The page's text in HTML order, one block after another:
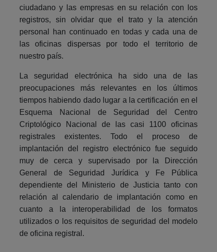
ciudadano y las empresas en su relación con los
registros, sin olvidar que el trato y la atención
personal han continuado en todas y cada una de
las oficinas dispersas por todo el territorio de
nuestro país.
La seguridad electrónica ha sido una de las
preocupaciones más relevantes en los últimos
tiempos habiendo dado lugar a la certificación en el
Esquema Nacional de Seguridad del Centro
Criptológico Nacional de las casi 1100 oficinas
registrales existentes. Todo el proceso de
implantación del registro electrónico fue seguido
muy de cerca y supervisado por la Dirección
General de Seguridad Jurídica y Fe Pública
dependiente del Ministerio de Justicia tanto con
relación al calendario de implantación como en
cuanto a la interoperabilidad de los formatos
utilizados o los requisitos de seguridad del modelo
de oficina registral.